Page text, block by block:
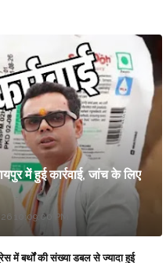
में हुई कार्रवाई, जांच के लिए
10:09:00 PM
में बर्थों की संख्या डबल से ज्यादा हुई